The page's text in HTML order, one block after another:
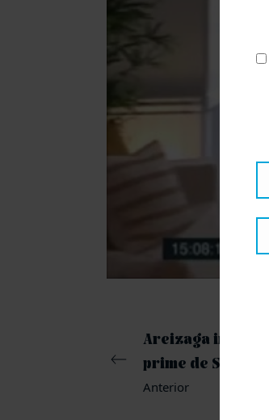
Areizaga
prime de San
Anterior